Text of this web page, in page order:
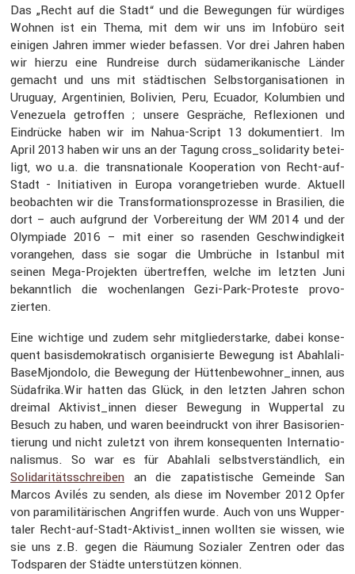
Das „Recht auf die Stadt“ und die Bewegungen für würdiges
Wohnen ist ein Thema, mit dem wir uns im Infobüro seit
einigen Jahren immer wieder befassen. Vor drei Jahren haben
wir hierzu eine Rundreise durch südame­ri­ka­ni­sche Länder
gemacht und uns mit städti­schen Selbst­or­ga­ni­sa­tionen in
Uruguay, Argen­ti­nien, Bolivien, Peru, Ecuador, Kolum­bien und
Venezuela getroffen ; unsere Gespräche, Refle­xionen und
Eindrücke haben wir im Nahua-Script 13 dokumen­tiert. Im
April 2013 haben wir uns an der Tagung cross_solidarity betei­
ligt, wo u.a. die trans­na­tio­nale Koope­ra­tion von Recht-auf-
Stadt - Initia­tiven in Europa voran­ge­trieben wurde. Aktuell
beobachten wir die Trans­for­ma­ti­ons­pro­zesse in Brasi­lien, die
dort – auch aufgrund der Vorbe­rei­tung der WM 2014 und der
Olympiade 2016 – mit einer so rasenden Geschwin­dig­keit
voran­gehen, dass sie sogar die Umbrüche in Istanbul mit
seinen Mega-Projekten übertreffen, welche im letzten Juni
bekannt­lich die wochen­langen Gezi-Park-Proteste provo­
zierten.
Eine wichtige und zudem sehr mitglie­der­starke, dabei konse­
quent basis­de­mo­kra­tisch organi­sierte Bewegung ist Abahl­a­li­
Ba­seM­jon­dolo, die Bewegung der Hüttenbewohner_innen, aus
Südafrika.Wir hatten das Glück, in den letzten Jahren schon
dreimal Aktivist_innen dieser Bewegung in Wuppertal zu
Besuch zu haben, und waren beein­druckt von ihrer Basis­ori­en­
tie­rung und nicht zuletzt von ihrem konse­quenten Inter­na­tio­
na­lismus. So war es für Abahlali selbst­ver­ständ­lich, ein
Solida­ri­täts­schreiben an die zapatis­ti­sche Gemeinde San
Marcos Avilés zu senden, als diese im November 2012 Opfer
von parami­li­tä­ri­schen Angriffen wurde. Auch von uns Wupper­
taler Recht-auf-Stadt-Aktivis­t_innen wollten sie wissen, wie
sie uns z.B. gegen die Räumung Sozialer Zentren oder das
Todsparen der Städte unter­stützen können.